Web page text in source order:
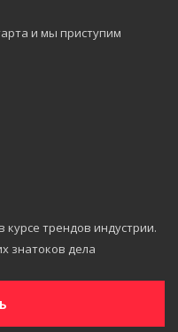
и мы приступим
трендов индустрии.
знатоков дела